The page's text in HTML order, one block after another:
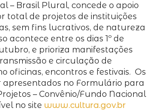
– Brasil Plural, concede o apoio
total de projetos de instituições
sem fins lucrativos, de natureza
acontece entre os dias 1º de
e prioriza manifestações
e circulação de
oficinas, encontros e festivais. Os
apresentados no Formulário para
– Convênio/Fundo Nacional
no site www.cultura.gov.br